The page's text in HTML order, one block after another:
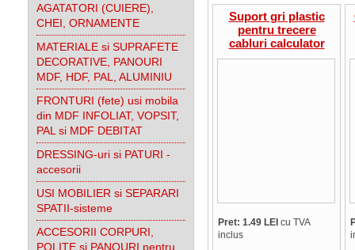
AGATATORI (CUIERE),
CHEI, ORNAMENTE
MATERIALE si SUPRAFETE
DECORATIVE, PANOURI
MDF, HDF, PAL, ALUMINIU
FRONTURI (fete) usi mobila
din MDF INFOLIAT, VOPSIT,
PAL si MDF DEBITAT
DRESSING-uri si PATURI -
accesorii
USI MOBILIER si SEPARARI
SPATII-sisteme
ACCESORII CORPURI,
POLITE si PANOURI pentru
Suport gri plastic
pentru trecere
cabluri calculator
Pret: 1.49 LEI cu TVA
inclus